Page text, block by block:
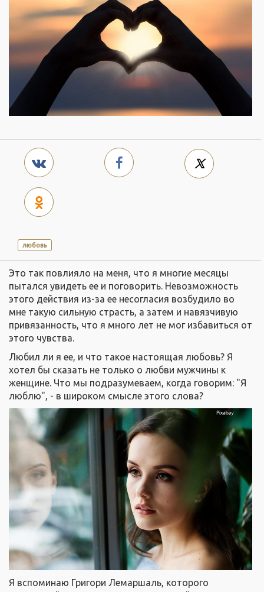
любовь
Это так повлияло на меня, что я многие месяцы
пытался увидеть ее и поговорить. Невозможность
этого действия из-за ее несогласия возбудило во
мне такую сильную страсть, а затем и навязчивую
привязанность, что я много лет не мог избавиться от
этого чувства.
Любил ли я ее, и что такое настоящая любовь? Я
хотел бы сказать не только о любви мужчины к
женщине. Что мы подразумеваем, когда говорим: "Я
люблю", - в широком смысле этого слова?
Я вспоминаю Григори Лемаршаль, которого